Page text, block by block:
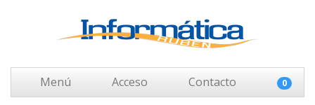
Menú Acceso Contacto 0